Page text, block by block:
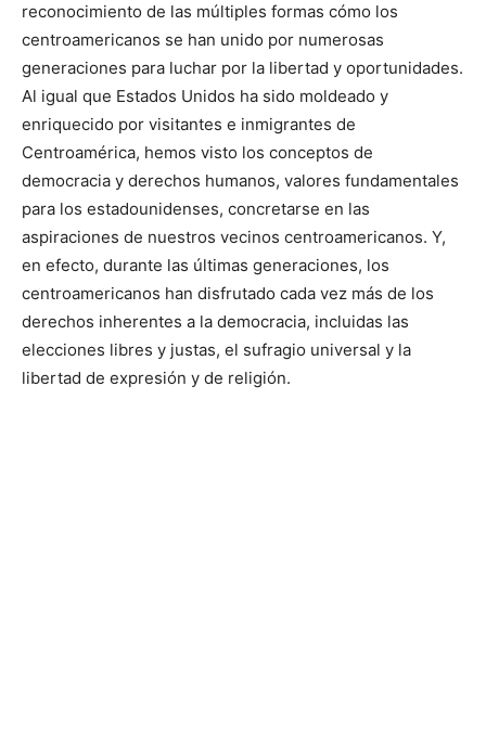
reconocimiento de las múltiples formas cómo los
centroamericanos se han unido por numerosas
generaciones para luchar por la libertad y oportunidades.
Al igual que Estados Unidos ha sido moldeado y
enriquecido por visitantes e inmigrantes de
Centroamérica, hemos visto los conceptos de
democracia y derechos humanos, valores fundamentales
para los estadounidenses, concretarse en las
aspiraciones de nuestros vecinos centroamericanos. Y,
en efecto, durante las últimas generaciones, los
centroamericanos han disfrutado cada vez más de los
derechos inherentes a la democracia, incluidas las
elecciones libres y justas, el sufragio universal y la
libertad de expresión y de religión.